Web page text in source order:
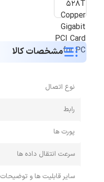
مشخصات کالا
نوع اتصال
رابط
پورت ها
سرعت انتقال داده ها
سایر قابلیت ها و توضیحات